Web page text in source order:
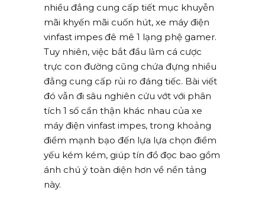
nhiều đẳng cung cấp tiết mục khuyễn
mãi khyến mãi cuốn hút, xe máy điện
vinfast impes đê mê 1 lạng phệ gamer.
Tuy nhiên, việc bắt đầu làm cá cược
trực con đường cũng chứa đựng nhiều
đẳng cung cấp rủi ro đáng tiếc. Bài viết
đó vẫn đi sâu nghiên cứu vớt với phân
tích 1 số cẩn thận khác nhau của xe
máy điện vinfast impes, trong khoảng
điểm mạnh bạo đến lựa lựa chọn điểm
yếu kém kém, giúp tín đồ đọc bao gồm
ánh chú ý toàn diện hơn về nền tảng
này.